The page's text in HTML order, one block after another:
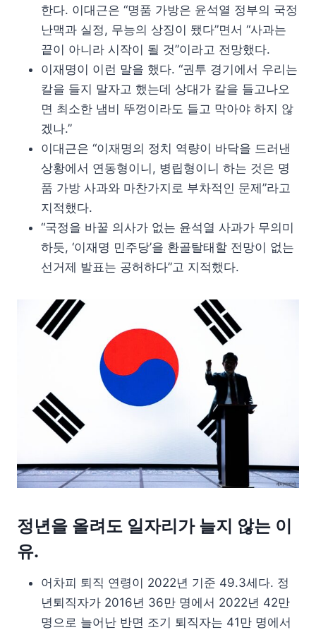
한다. 이대근은 “명품 가방은 윤석열 정부의 국정
난맥과 실정, 무능의 상징이 됐다”면서 “사과는
끝이 아니라 시작이 될 것”이라고 전망했다.
이재명이 이런 말을 했다. “권투 경기에서 우리는
칼을 들지 말자고 했는데 상대가 칼을 들고나오
면 최소한 냄비 뚜껑이라도 들고 막아야 하지 않
겠나.”
이대근은 “이재명의 정치 역량이 바닥을 드러낸
상황에서 연동형이니, 병립형이니 하는 것은 명
품 가방 사과와 마찬가지로 부차적인 문제”라고
지적했다.
“국정을 바꿀 의사가 없는 윤석열 사과가 무의미
하듯, ‘이재명 민주당’을 환골탈태할 전망이 없는
선거제 발표는 공허하다”고 지적했다.
정년을 올려도 일자리가 늘지 않는 이
유.
어차피 퇴직 연령이 2022년 기준 49.3세다. 정
년퇴직자가 2016년 36만 명에서 2022년 42만
명으로 늘어난 반면 조기 퇴직자는 41만 명에서